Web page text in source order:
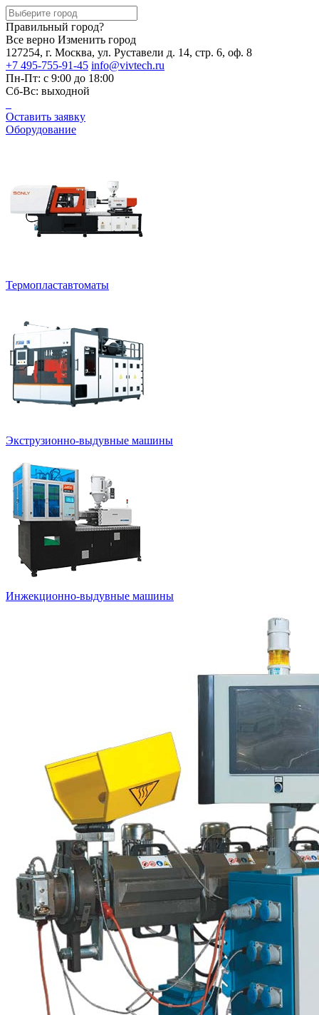
Правильный город?
Все верно Изменить город
127254, г. Москва, ул. Руставели д. 14, стр. 6, оф. 8
+7 495-755-91-45 info@vivtech.ru
Пн-Пт: с 9:00 до 18:00
Сб-Вс: выходной
Оставить заявку
Оборудование
Термопластавтоматы
Экструзионно-выдувные машины
Инжекционно-выдувные машины